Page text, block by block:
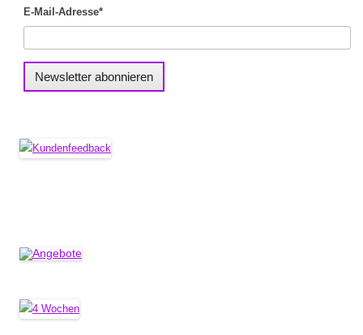
E-Mail-Adresse*